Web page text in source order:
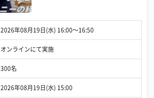
2026年08月19日(水) 16:00〜16:50
オンラインにて実施
300名
2026年08月19日(水) 15:00